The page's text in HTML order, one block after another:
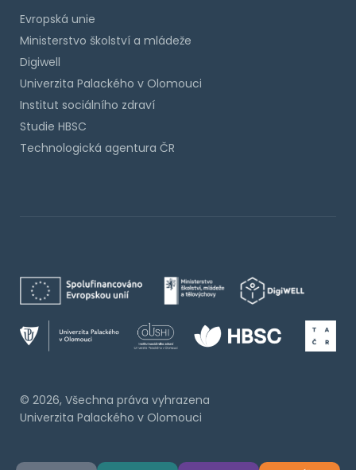
Evropská unie
Ministerstvo školství a mládeže
Digiwell
Univerzita Palackého v Olomouci
Institut sociálního zdraví
Studie HBSC
Technologická agentura ČR
© 2026, Všechna práva vyhrazena
Univerzita Palackého v Olomouci